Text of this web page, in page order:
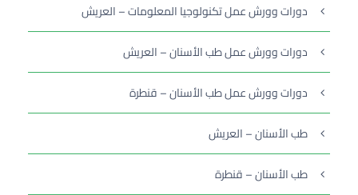
دورات وورش عمل تكنولوجيا المعلومات – العريش
دورات وورش عمل طب الأسنان – العريش
دورات وورش عمل طب الأسنان – قنطرة
طب الأسنان – العريش
طب الأسنان – قنطرة